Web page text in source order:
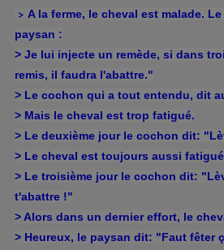
> A la ferme, le cheval est malade.
paysan :
> Je lui injecte un remède, si dans
remis, il faudra l'abattre."
> Le cochon qui a tout entendu, dit
> Mais le cheval est trop fatigué.
> Le deuxième jour le cochon dit:
> Le cheval est toujours aussi
> Le troisième jour le cochon dit:
t'abattre !"
> Alors dans un dernier effort, le
> Heureux, le paysan dit: "Faut fêter